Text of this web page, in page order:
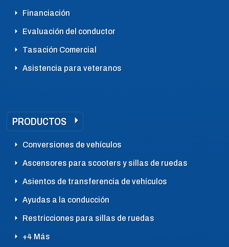
Financiación
Evaluación del conductor
Tasación Comercial
Asistencia para veteranos
PRODUCTOS
Conversiones de vehículos
Ascensores para scooters y sillas de ruedas
Asientos de transferencia de vehículos
Ayudas a la conducción
Restricciones para sillas de ruedas
+4 Más